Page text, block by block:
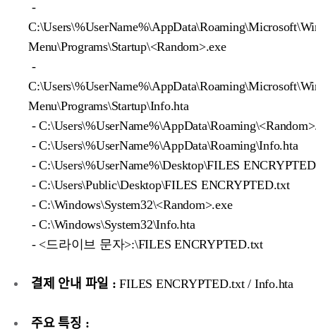
-
Menu\Programs\Startup\<Random>.exe
-
Menu\Programs\Startup\Info.hta
-
- C:\Users\%UserName%\AppData\Roaming\Info.hta
- C:\Users\%UserName%\Desktop\FILES
- C:\Users\Public\Desktop\FILES ENCRYPTED.txt
- C:\Windows\System32\<Random>.exe
- C:\Windows\System32\Info.hta
- <드라이브 문자>:\FILES ENCRYPTED.txt
결제 안내 파일 : FILES ENCRYPTED.txt / Info.hta
주요 특징 :